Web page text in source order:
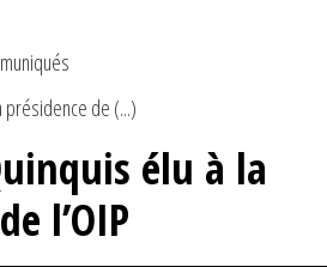
présidence de (...)
élu à la
l’OIP